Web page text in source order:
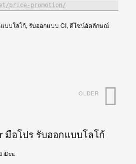
price-promotion/
บบโลโก้, รับออกแบบ CI, ดีไซน์อัตลักษณ์
OLDER
มือโปร รับออกแบบโลโก้
iDea